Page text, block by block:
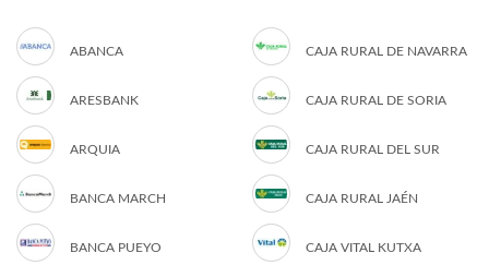
ABANCA
ARESBANK
ARQUIA
BANCA MARCH
BANCA PUEYO
CAJA RURAL DE NAVARRA
CAJA RURAL DE SORIA
CAJA RURAL DEL SUR
CAJA RURAL JAÉN
CAJA VITAL KUTXA